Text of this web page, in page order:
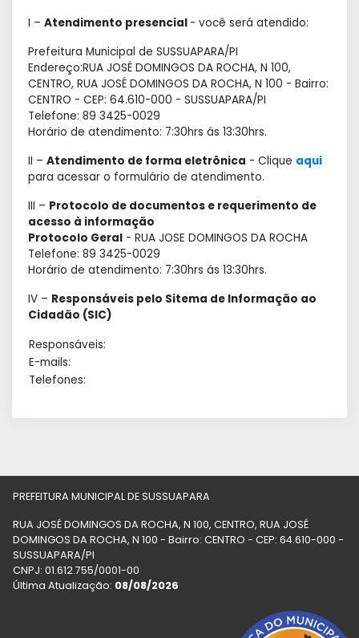
I – Atendimento presencial - você será atendido:
Prefeitura Municipal de SUSSUAPARA/PI
Endereço:RUA JOSÉ DOMINGOS DA ROCHA, N 100,
CENTRO, RUA JOSÉ DOMINGOS DA ROCHA, N 100 - Bairro:
CENTRO - CEP: 64.610-000 - SUSSUAPARA/PI
Telefone: 89 3425-0029
Horário de atendimento: 7:30hrs ás 13:30hrs.
II – Atendimento de forma eletrônica - Clique aqui
para acessar o formulário de atendimento.
III – Protocolo de documentos e requerimento de
acesso à informação
Protocolo Geral - RUA JOSE DOMINGOS DA ROCHA
Telefone: 89 3425-0029
Horário de atendimento: 7:30hrs ás 13:30hrs.
IV – Responsáveis pelo Sitema de Informação ao
Cidadão (SIC)
Responsáveis:
E-mails:
Telefones:
PREFEITURA MUNICIPAL DE SUSSUAPARA
RUA JOSÉ DOMINGOS DA ROCHA, N 100, CENTRO, RUA JOSÉ
DOMINGOS DA ROCHA, N 100 - Bairro: CENTRO - CEP: 64.610-000 -
SUSSUAPARA/PI
CNPJ: 01.612.755/0001-00
Última Atualização: 08/08/2026